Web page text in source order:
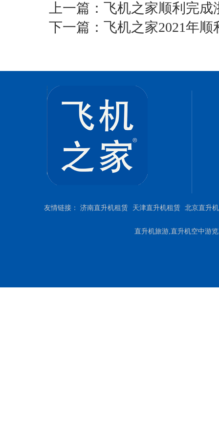
上一篇：
飞机之家顺利完
下一篇：
飞机之家2021年
友情链接： 济南直升机租赁 天津直升机租赁 北京直升
直升机旅游,直升机空中游